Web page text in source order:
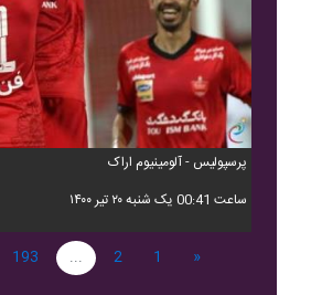
پرسپولیس - آلومینیوم اراک
ساعت 00:41 یک شنبه ۲۰ تیر ۱۴۰۰
«
1
2
...
193